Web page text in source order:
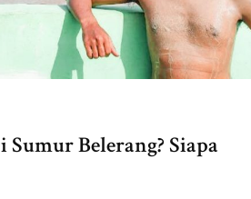
Belerang? Siapa